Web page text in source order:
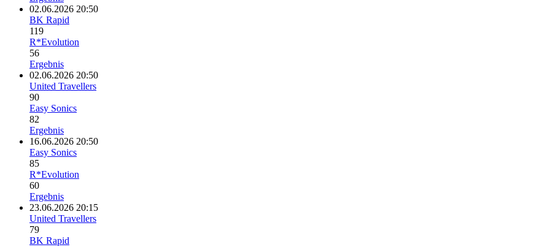
02.06.2026 20:50
BK Rapid
119
R*Evolution
56
Ergebnis
02.06.2026 20:50
United Travellers
90
Easy Sonics
82
Ergebnis
16.06.2026 20:50
Easy Sonics
85
R*Evolution
60
Ergebnis
23.06.2026 20:15
United Travellers
79
BK Rapid